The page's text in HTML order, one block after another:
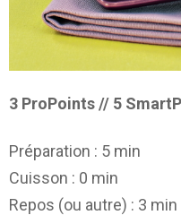
3 ProPoints // 5
Préparation : 5 min
Cuisson : 0 min
Repos (ou autre) : 3 min